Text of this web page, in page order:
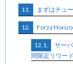
11. まずはチュ
12. Forza
12.1.
サー
間限定リワー